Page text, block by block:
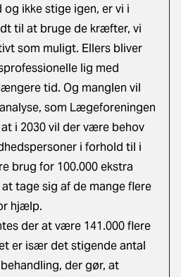
ikke stige igen, er vi i
til at bruge de kræfter, vi
som muligt. Ellers bliver
lig med
tid. Og manglen vil
som Lægeforeningen
i 2030 vil der være behov
i forhold til i
brug for 100.000 ekstra
tage sig af de mange flere
hjælp.
der at være 141.000 flere
er især det stigende antal
der gør, at